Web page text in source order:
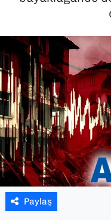
Paylaş
POLİTİKA
SAĞLIK
SPOR
TEKNOLOJİ
YAŞAM
YEREL